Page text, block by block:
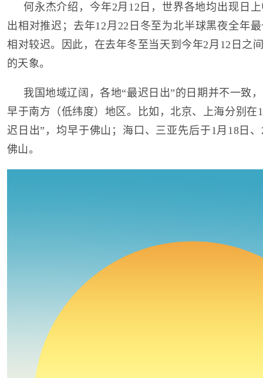
何永杰介绍，今年2月12日，世界各地均出现日
出相对推迟；去年12月22日冬至为北半球黑夜全年
相对较迟。因此，在去年冬至当天到今年2月12日之
的天象。
我国地域辽阔，各地“最迟日出”的日期并不一致
早于南方（低纬度）地区。比如，北京、上海分别在
迟日出”，均早于佛山；海口、三亚先后于1月18日
佛山。